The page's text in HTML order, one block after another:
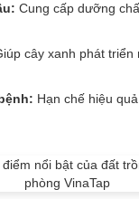
Cung cấp dưỡng
cây xanh phát triển
Hạn chế hiệu